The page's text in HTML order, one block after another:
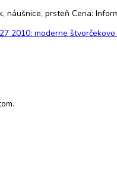
náušnice, prsteň Cena:
2010: moderne